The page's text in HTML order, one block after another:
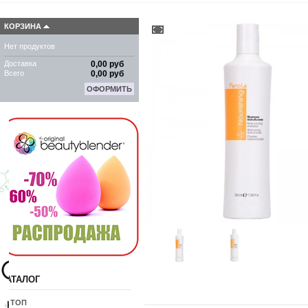
КОРЗИНА
Нет продуктов
Доставка 0,00 руб
Всего 0,00 руб
ОФОРМИТЬ
КАТАЛОГ
10 ТОП